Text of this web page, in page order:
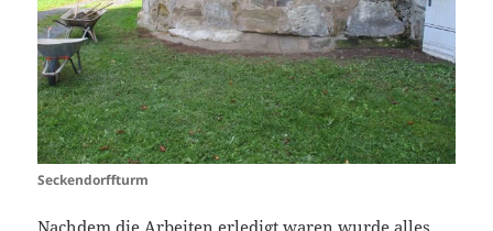
Seckendorffturm